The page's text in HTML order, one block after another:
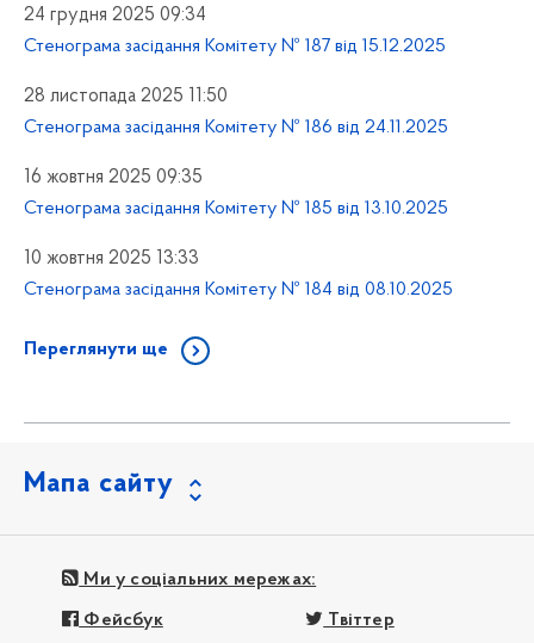
24 грудня 2025 09:34
Стенограма засідання Комітету № 187 від 15.12.2025
28 листопада 2025 11:50
Стенограма засідання Комітету № 186 від 24.11.2025
16 жовтня 2025 09:35
Стенограма засідання Комітету № 185 від 13.10.2025
10 жовтня 2025 13:33
Стенограма засідання Комітету № 184 від 08.10.2025
Переглянути ще
Мапа сайту
Ми у соціальних мережах:
Фейсбук Твіттер